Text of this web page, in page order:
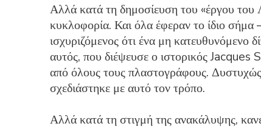
Αλλά κατά τη δημοσίευση του «έργου
κυκλοφορία. Και όλα έφεραν το ίδιο
ισχυριζόμενος ότι ένα μη
αυτός, που διέψευσε ο ιστορικός
από όλους τους πλαστογράφους.
σχεδιάστηκε με αυτό τον τρόπο.
Αλλά κατά τη στιγμή της ανακάλυψης,